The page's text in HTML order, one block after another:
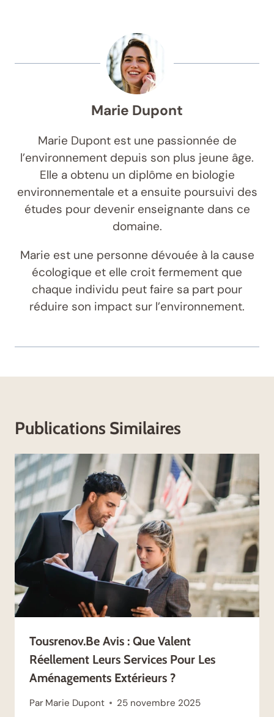
Marie Dupont
Marie Dupont est une passionnée de
l’environnement depuis son plus jeune âge.
Elle a obtenu un diplôme en biologie
environnementale et a ensuite poursuivi des
études pour devenir enseignante dans ce
domaine.
Marie est une personne dévouée à la cause
écologique et elle croit fermement que
chaque individu peut faire sa part pour
réduire son impact sur l’environnement.
Publications Similaires
Tousrenov.be Avis : Que Valent
Réellement Leurs Services Pour Les
Aménagements Extérieurs ?
Par Marie Dupont 25 novembre 2025